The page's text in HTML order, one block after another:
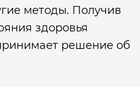
методы. Получив
здоровья
решение об